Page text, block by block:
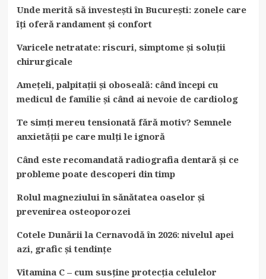
Unde merită să investești în București: zonele care
îți oferă randament și confort
Varicele netratate: riscuri, simptome și soluții
chirurgicale
Amețeli, palpitații și oboseală: când începi cu
medicul de familie și când ai nevoie de cardiolog
Te simți mereu tensionată fără motiv? Semnele
anxietății pe care mulți le ignoră
Când este recomandată radiografia dentară și ce
probleme poate descoperi din timp
Rolul magneziului în sănătatea oaselor și
prevenirea osteoporozei
Cotele Dunării la Cernavodă în 2026: nivelul apei
azi, grafic și tendințe
Vitamina C – cum susține protecția celulelor